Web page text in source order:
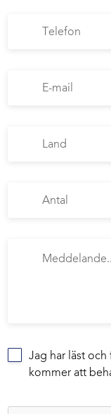
Jag har läst
kommer att